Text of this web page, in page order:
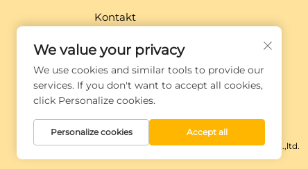
Kontakt
Prawa autorskie © Xiamen Globe Machine Co.,ltd.
We value your privacy
We use cookies and similar tools to provide our
services. If you don't want to accept all cookies,
click Personalize cookies.
Personalize cookies Accept all